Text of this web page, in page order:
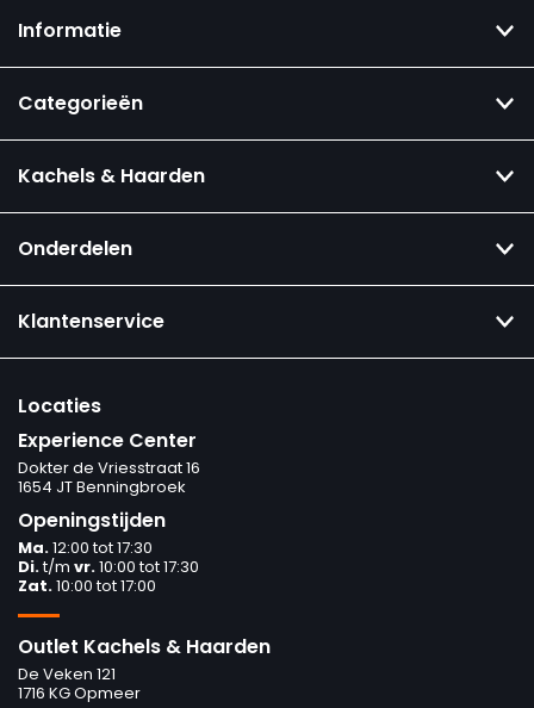
Informatie
Categorieën
Kachels & Haarden
Onderdelen
Klantenservice
Locaties
Experience Center
Dokter de Vriesstraat 16
1654 JT Benningbroek
Openingstijden
Ma.12:00 tot 17:30
Di.t/m vr.10:00 tot 17:30
Zat.10:00 tot 17:00
Outlet Kachels & Haarden
De Veken 121
1716 KG Opmeer